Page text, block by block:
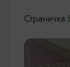
Страничка